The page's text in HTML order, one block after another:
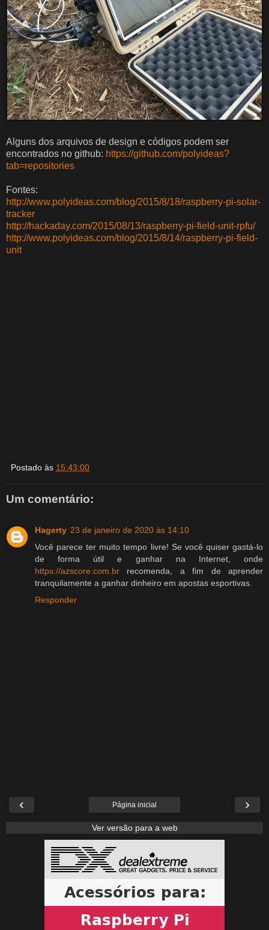
Alguns dos arquivos de design e códigos podem ser
encontrados no github: https://github.com/polyideas?
tab=repositories
Fontes:
http://www.polyideas.com/blog/2015/8/18/raspberry-pi-solar-
tracker
http://hackaday.com/2015/08/13/raspberry-pi-field-unit-rpfu/
http://www.polyideas.com/blog/2015/8/14/raspberry-pi-field-
unit
Postado às 15:43:00
Um comentário:
Hagerty 23 de janeiro de 2020 às 14:10
Você parece ter muito tempo livre! Se você quiser gastá-lo
de forma útil e ganhar na Internet, onde
https://azscore.com.br recomenda, a fim de aprender
tranquilamente a ganhar dinheiro em apostas esportivas.
Responder
‹ ›
Página inicial
Ver versão para a web